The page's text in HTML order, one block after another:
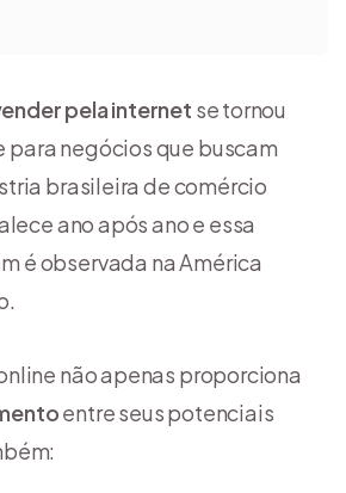
pela internet se tornou
para negócios que buscam
brasileira de comércio
ano após ano e essa
é observada na América
não apenas proporciona
entre seus potenciais